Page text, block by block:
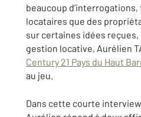
beaucoup
locataires que des
sur certaines idées
gestion locative, Aurélien
Century 21 Pays du Haut
au jeu.
Dans cette courte